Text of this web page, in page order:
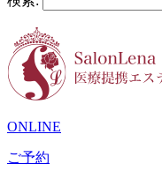
ONLINE
ご予約